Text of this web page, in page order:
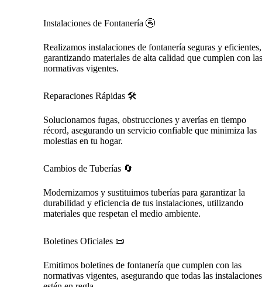
Instalaciones de Fontanería 🚰
Realizamos instalaciones de fontanería seguras y eficientes,
garantizando materiales de alta calidad que cumplen con las
normativas vigentes.
Reparaciones Rápidas 🛠️
Solucionamos fugas, obstrucciones y averías en tiempo
récord, asegurando un servicio confiable que minimiza las
molestias en tu hogar.
Cambios de Tuberías 🔄
Modernizamos y sustituimos tuberías para garantizar la
durabilidad y eficiencia de tus instalaciones, utilizando
materiales que respetan el medio ambiente.
Boletines Oficiales 📜
Emitimos boletines de fontanería que cumplen con las
normativas vigentes, asegurando que todas las instalaciones